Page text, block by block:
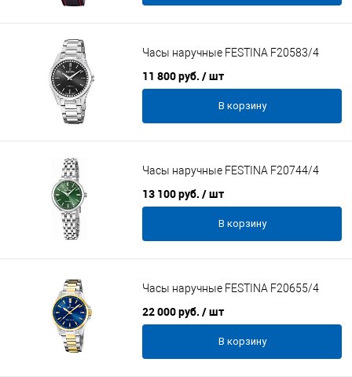
Часы наручные FESTINA F20583/4
11 800 руб. / шт
В корзину
Часы наручные FESTINA F20744/4
13 100 руб. / шт
В корзину
Часы наручные FESTINA F20655/4
22 000 руб. / шт
В корзину